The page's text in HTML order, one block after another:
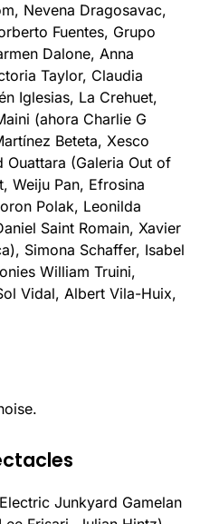
Nevena Dragosavac,
Fuentes, Grupo
Dalone, Anna
Taylor, Claudia
Iglesias, La Crehuet,
(ahora Charlie G
Beteta, Xesco
Ouattara (Galeria Out of
Weiju Pan, Efrosina
Polak, Leonilda
Saint Romain, Xavier
Simona Schaffer, Isabel
William Truini,
Vidal, Albert Vila-Huix,
Junkyard Gamelan